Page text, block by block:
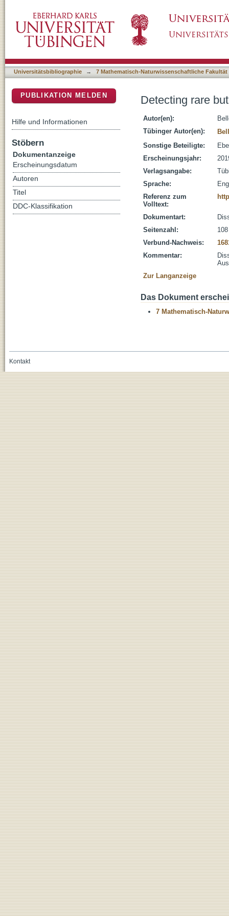
Universitätsbibliographie → 7 Mathematisch-Naturwissenschaftliche Fakultät
Detecting rare
Autor(en):
Tübinger Autor(en):
Sonstige Beteiligte:
Erscheinungsjahr:
Verlagsangabe:
Sprache:
Referenz zum
Volltext:
Dokumentart:
Seitenzahl:
Verbund-Nachweis:
Kommentar:
Zur Langanzeige
Das Dokument
7 Mathematisch-
PUBLIKATION MELDEN
Hilfe und Informationen
Stöbern
Dokumentanzeige
Erscheinungsdatum
Autoren
Titel
DDC-Klassifikation
Kontakt